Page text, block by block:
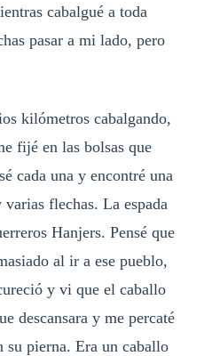
cabalgué a toda
pasar a mi lado, pero
cabalgando,
fijé en las bolsas que
cada una y encontré una
flechas. La espada
Hanjers. Pensé que
al ir a ese pueblo,
y vi que el caballo
descansara y me percaté
su pierna. Era un caballo